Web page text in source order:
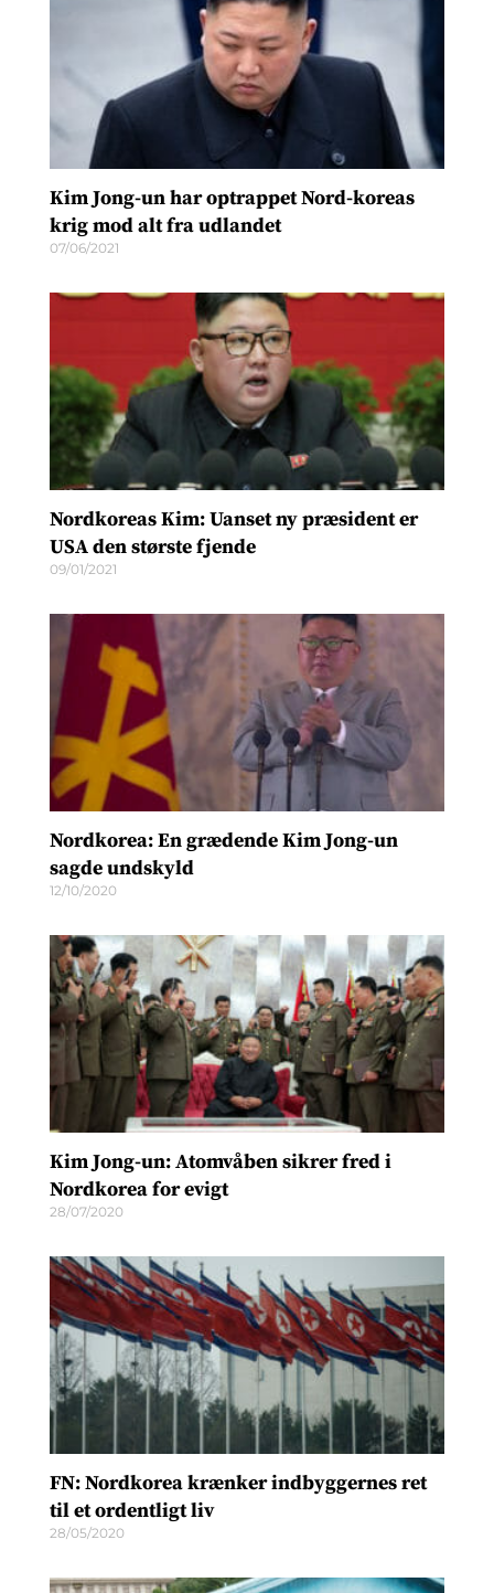
Kim Jong-un har optrappet Nord-koreas
krig mod alt fra udlandet
07/06/2021
Nordkoreas Kim: Uanset ny præsident er
USA den største fjende
09/01/2021
Nordkorea: En grædende Kim Jong-un
sagde undskyld
12/10/2020
Kim Jong-un: Atomvåben sikrer fred i
Nordkorea for evigt
28/07/2020
FN: Nordkorea krænker indbyggernes ret
til et ordentligt liv
28/05/2020